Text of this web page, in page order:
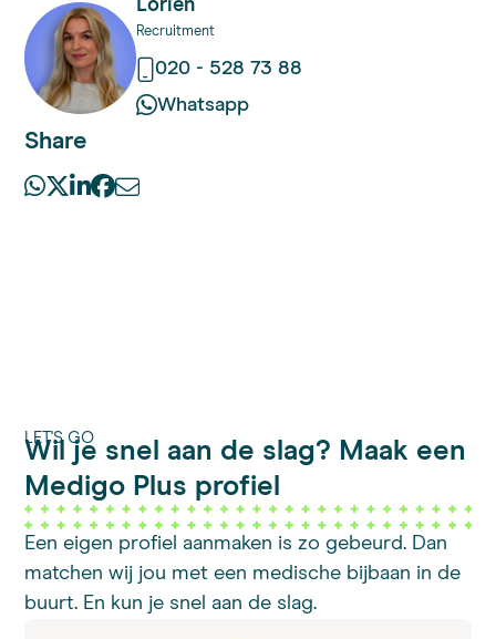
Lorièn
Recruitment
020 - 528 73 88
Whatsapp
Share
LET'S GO
Wil je snel aan de slag? Maak een
Medigo Plus profiel
Een eigen profiel aanmaken is zo gebeurd. Dan
matchen wij jou met een medische bijbaan in de
buurt. En kun je snel aan de slag.